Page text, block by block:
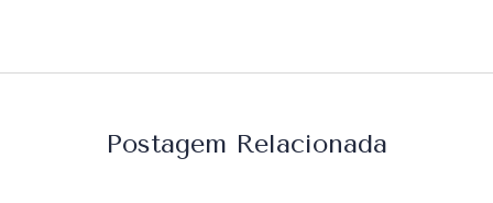
Postagem Relacionada